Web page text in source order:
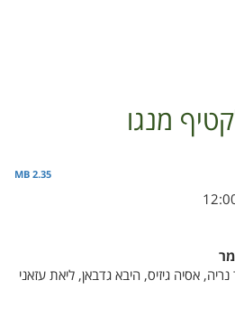
מנגו
2.35 MB
אסיה גיזיס, היבא גדבאן, ליאת עזאני